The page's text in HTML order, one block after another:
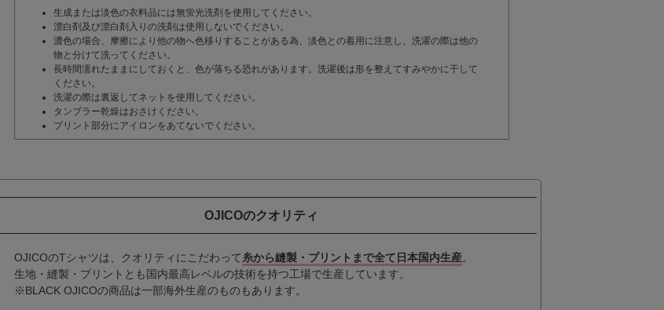
生成または淡色の衣料品には無蛍光洗剤を使用してください。
漂白剤及び漂白剤入りの洗剤は使用しないでください。
濃色の場合、摩擦により他の物へ色移りすることがある為、淡色との着用に注意し、洗濯の際は他の
物と分けて洗ってください。
長時間濡れたままにしておくと、色が落ちる恐れがあります。洗濯後は形を整えてすみやかに干して
ください。
洗濯の際は裏返してネットを使用してください。
タンブラー乾燥はおさけください。
プリント部分にアイロンをあてないでください。
OJICOのクオリティ
OJICOのTシャツは、クオリティにこだわって 糸から縫製・プリントまで全て日本国内生産。
生地・縫製・プリントとも国内最高レベルの技術を持つ工場で生産しています。
※BLACK OJICOの商品は一部海外生産のものもあります。